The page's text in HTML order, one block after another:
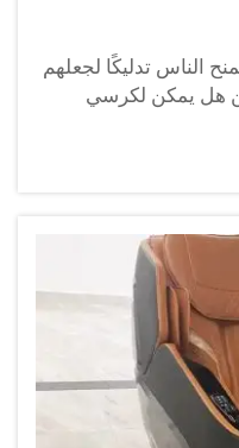
الناس تدليكًا لجعلهم
هل يمكن لكرسي
التي يمكن لشخص أن
شغل العلماء الذين